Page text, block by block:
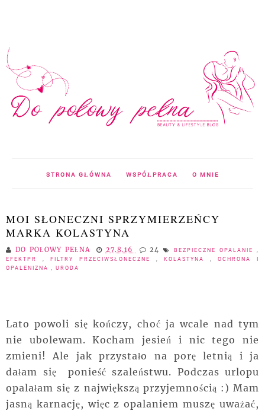
STRONA GŁÓWNA WSPÓŁPRACA O MNIE
MOI SŁONECZNI SPRZYMIERZEŃCY
MARKA KOLASTYNA
DO POŁOWY PEŁNA 27.8.16 24 BEZPIECZNE OPALANIE
EFEKTPR
FILTRY PRZECIWSŁONECZNE KOLASTYNA ,OCHRONA I
OPALENIZNA
URODA
Lato powoli się kończy, choć ja wcale nad tym
nie ubolewam. Kocham jesień i nic tego nie
zmieni! Ale jak przystało na porę letnią i ja
dałam się ponieść szaleństwu. Podczas urlopu
opalałam się z największą przyjemnością :) Mam
jasną karnację, więc z opalaniem muszę uważać,